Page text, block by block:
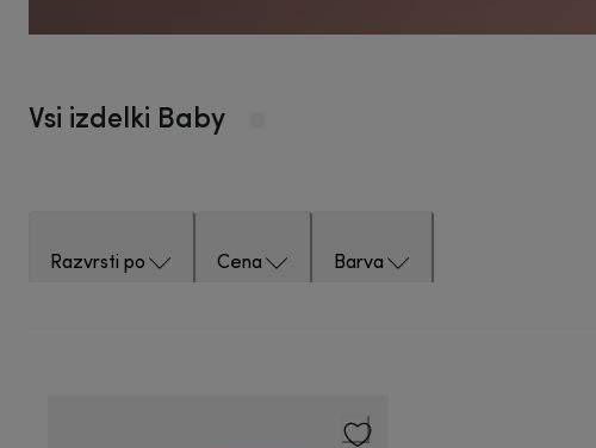
Vsi izdelki Baby
Razvrsti po Cena Barva